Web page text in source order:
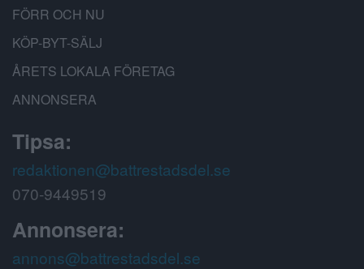
FÖRR OCH NU
KÖP-BYT-SÄLJ
ÅRETS LOKALA FÖRETAG
ANNONSERA
Tipsa:
redaktionen@battrestadsdel.se
070-9449519
Annonsera:
annons@battrestadsdel.se